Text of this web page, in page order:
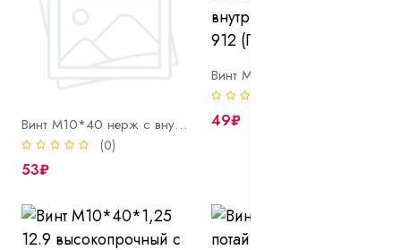
Винт М10*40 нерж с внутр. шестигр. DIN 912 A2
(0)
53₽
49₽